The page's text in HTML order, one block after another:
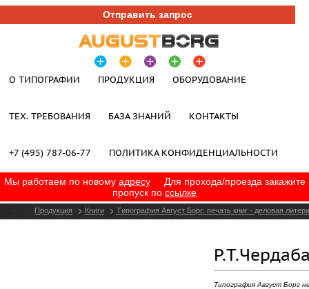
Отправить запрос
О ТИПОГРАФИИ ПРОДУКЦИЯ ОБОРУДОВАНИЕ
ТЕХ. ТРЕБОВАНИЯ БАЗА ЗНАНИЙ КОНТАКТЫ
+7 (495) 787-06-77 ПОЛИТИКА КОНФИДЕНЦИАЛЬНОСТИ
Мы работаем по новому адресу
Для прохода/проезда закажите
пропуск по ссылке
Продукция Книги Типография Август Борг: печать книг - деловая
Типография Август Борг